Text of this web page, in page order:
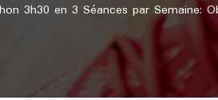
3h30 en 3 Séances par Semaine: